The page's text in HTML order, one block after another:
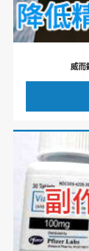
威而